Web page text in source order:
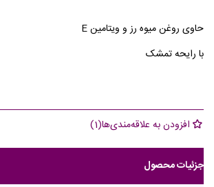
حاوی روغن میوه رز و ویتامین E
با رایحه تمشک
افزودن به علاقه‌مندی‌ها(
1
)
جزئیات محصول